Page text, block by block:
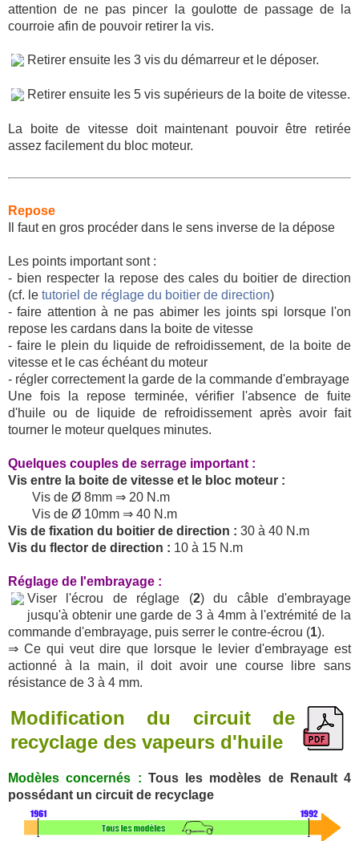
attention de ne pas pincer la goulotte de passage de la
courroie afin de pouvoir retirer la vis.
Retirer ensuite les 3 vis du démarreur et le déposer.
Retirer ensuite les 5 vis supérieurs de la boite de vitesse.
La boite de vitesse doit maintenant pouvoir être retirée
assez facilement du bloc moteur.
Repose
Il faut en gros procéder dans le sens inverse de la dépose
Les points important sont :
- bien respecter la repose des cales du boitier de direction
(cf. le tutoriel de réglage du boitier de direction)
- faire attention à ne pas abimer les joints spi lorsque l'on
repose les cardans dans la boite de vitesse
- faire le plein du liquide de refroidissement, de la boite de
vitesse et le cas échéant du moteur
- régler correctement la garde de la commande d'embrayage
Une fois la repose terminée, vérifier l'absence de fuite
d'huile ou de liquide de refroidissement après avoir fait
tourner le moteur quelques minutes.
Quelques couples de serrage important :
Vis entre la boite de vitesse et le bloc moteur :
Vis de Ø 8mm ⇒ 20 N.m
Vis de Ø 10mm ⇒ 40 N.m
Vis de fixation du boitier de direction : 30 à 40 N.m
Vis du flector de direction : 10 à 15 N.m
Réglage de l'embrayage :
Viser l'écrou de réglage (2) du câble d'embrayage
jusqu'à obtenir une garde de 3 à 4mm à l'extrémité de la
commande d'embrayage, puis serrer le contre-écrou (1).
⇒ Ce qui veut dire que lorsque le levier d'embrayage est
actionné à la main, il doit avoir une course libre sans
résistance de 3 à 4 mm.
Modification du circuit de
recyclage des vapeurs d'huile
Modèles concernés : Tous les modèles de Renault 4
possédant un circuit de recyclage